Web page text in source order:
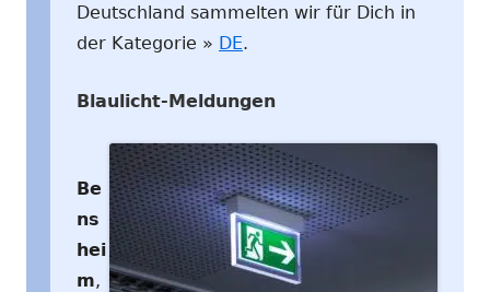
Deutschland sammelten wir für Dich in
der Kategorie » DE.
Blaulicht-Meldungen
Be
ns
hei
m,